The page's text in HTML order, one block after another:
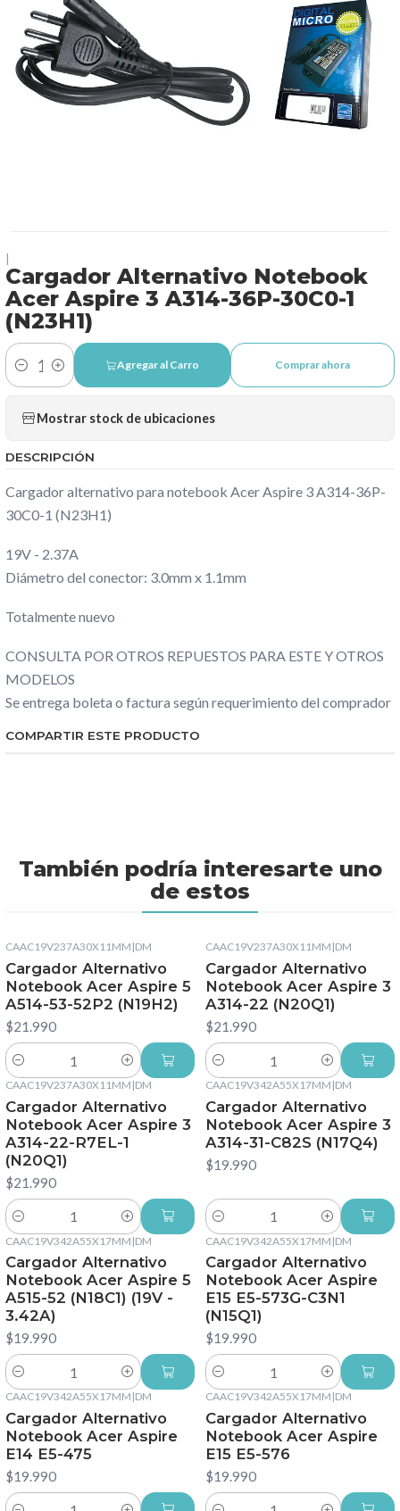
Cargador Alternativo Notebook
Acer Aspire 3 A314-36P-30C0-1
(N23H1)
Cantidad
Agregar al Carro Comprar ahora
Mostrar stock de ubicaciones
DESCRIPCIÓN
Cargador alternativo para notebook Acer Aspire 3 A314-36P-
30C0-1 (N23H1)
19V - 2.37A
Diámetro del conector: 3.0mm x 1.1mm
Totalmente nuevo
CONSULTA POR OTROS REPUESTOS PARA ESTE Y OTROS
MODELOS
Se entrega boleta o factura según requerimiento del comprador
COMPARTIR ESTE PRODUCTO
También podría interesarte uno
de estos
CAAC19V237A30X11MM |DM
Cargador Alternativo
Notebook Acer Aspire 5
A514-53-52P2 (N19H2)
$21.990
Cantidad
CAAC19V237A30X11MM |DM
Cargador Alternativo
Notebook Acer Aspire 3
A314-22 (N20Q1)
$21.990
Cantidad
CAAC19V237A30X11MM |DM
Cargador Alternativo
Notebook Acer Aspire 3
A314-22-R7EL-1
(N20Q1)
$21.990
Cantidad
CAAC19V342A55X17MM |DM
Cargador Alternativo
Notebook Acer Aspire 3
A314-31-C82S (N17Q4)
$19.990
Cantidad
CAAC19V342A55X17MM |DM
Cargador Alternativo
Notebook Acer Aspire 5
A515-52 (N18C1) (19V -
3.42A)
$19.990
Cantidad
CAAC19V342A55X17MM |DM
Cargador Alternativo
Notebook Acer Aspire
E15 E5-573G-C3N1
(N15Q1)
$19.990
Cantidad
CAAC19V342A55X17MM |DM
Cargador Alternativo
Notebook Acer Aspire
E14 E5-475
$19.990
CAAC19V342A55X17MM |DM
Cargador Alternativo
Notebook Acer Aspire
E15 E5-576
$19.990